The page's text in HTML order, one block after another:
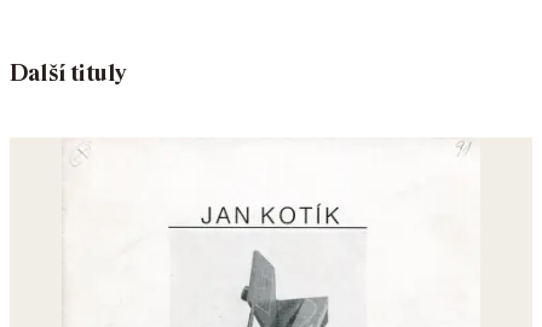
Další tituly